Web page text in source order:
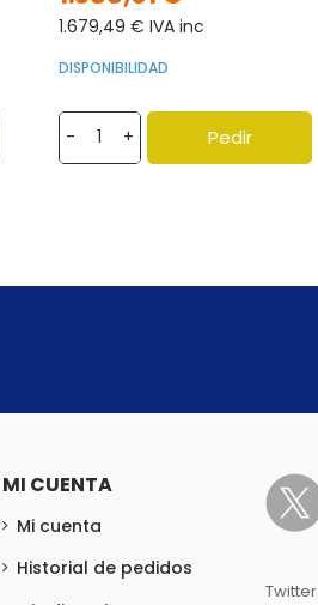
1.679,49 € IVA inc
DISPONIBILIDAD
- + Pedir
MI CUENTA
Mi cuenta
Historial de pedidos
Twitter